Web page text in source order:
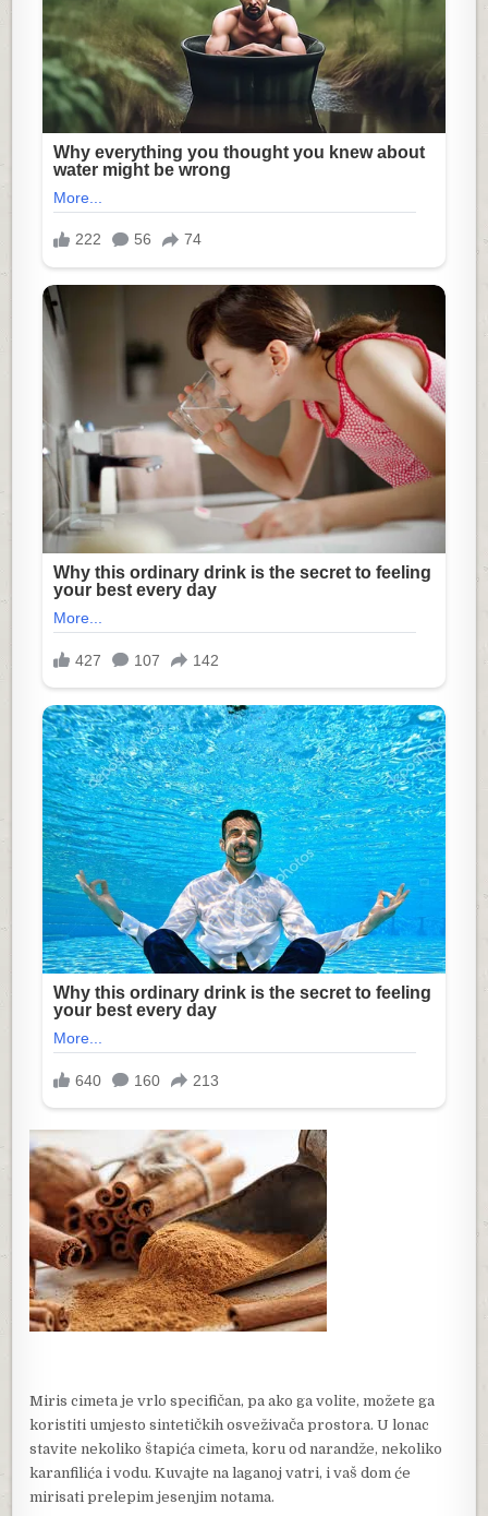
Miris cimeta je vrlo specifičan, pa ako ga volite, možete ga
koristiti umjesto sintetičkih osveživača prostora. U lonac
stavite nekoliko štapića cimeta, koru od narandže, nekoliko
karanfilića i vodu. Kuvajte na laganoj vatri, i vaš dom će
mirisati prelepim jesenjim notama.